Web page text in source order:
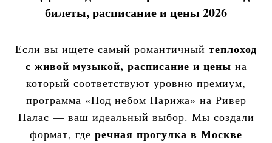
билеты, расписание и цены 2026
Если вы ищете самый романтичный теплоход
с живой музыкой, расписание и цены на
который соответствуют уровню премиум,
программа «Под небом Парижа» на Ривер
Палас — ваш идеальный выбор. Мы создали
формат, где речная прогулка в Москве